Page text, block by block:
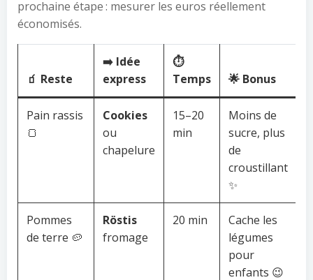
prochaine étape : mesurer les euros réellement
économisés.
🧃 Reste
➡️ Idée
express
⏱️
Temps
🌟 Bonus
Pain rassis
🍞
Cookies
ou
chapelure
15–20
min
Moins de
sucre, plus
de
croustillant
✨
Pommes
de terre 🥔
Röstis
fromage
20 min
Cache les
légumes
pour
enfants 😉